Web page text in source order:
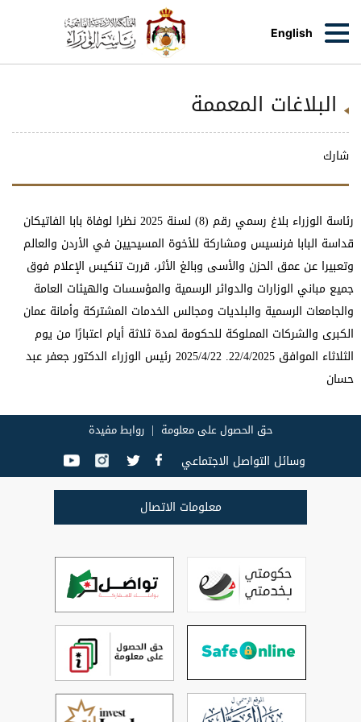
English
البلاغات المعممة
شارك
رئاسة الوزراء بلاغ رسمي رقم (8) لسنة 2025 نظرا لوفاة بابا الفاتيكان
قداسة البابا فرنسيس ومشاركة للأخوة المسيحيين في الأردن والعالم
وتعبيرا عن عمق الحزن والأسى وبالغ الأثر، قررت تنكيس الإعلام فوق
جميع مباني الوزارات والدوائر الرسمية والمؤسسات والهيئات العامة
والجامعات الرسمية والبلديات ومجالس الخدمات المشتركة وأمانة عمان
الكبرى والشركات المملوكة للحكومة لمدة ثلاثة أيام اعتبارًا من يوم
الثلاثاء الموافق 22/4/2025. 2025/4/22 رئيس الوزراء الدكتور جعفر عبد
حسان
حق الحصول على معلومة روابط مفيدة
وسائل التواصل الاجتماعي
معلومات الاتصال